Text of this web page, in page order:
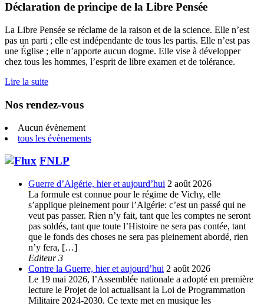
Déclaration de principe de la Libre Pensée
La Libre Pensée se réclame de la raison et de la science. Elle n’est
pas un parti ; elle est indépendante de tous les partis. Elle n’est pas
une Église ; elle n’apporte aucun dogme. Elle vise à développer
chez tous les hommes, l’esprit de libre examen et de tolérance.
Lire la suite
Nos rendez-vous
Aucun évènement
tous les évènements
FNLP
Guerre d’Algérie, hier et aujourd’hui 2 août 2026
La formule est connue pour le régime de Vichy, elle
s’applique pleinement pour l’Algérie: c’est un passé qui ne
veut pas passer. Rien n’y fait, tant que les comptes ne seront
pas soldés, tant que toute l’Histoire ne sera pas contée, tant
que le fonds des choses ne sera pas pleinement abordé, rien
n’y fera, […]
Editeur 3
Contre la Guerre, hier et aujourd’hui 2 août 2026
Le 19 mai 2026, l’Assemblée nationale a adopté en première
lecture le Projet de loi actualisant la Loi de Programmation
Militaire 2024-2030. Ce texte met en musique les